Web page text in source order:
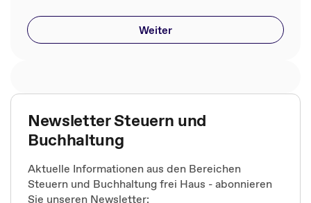
Weiter
Newsletter Steuern und
Buchhaltung
Aktuelle Informationen aus den Bereichen
Steuern und Buchhaltung frei Haus - abonnieren
Sie unseren Newsletter: